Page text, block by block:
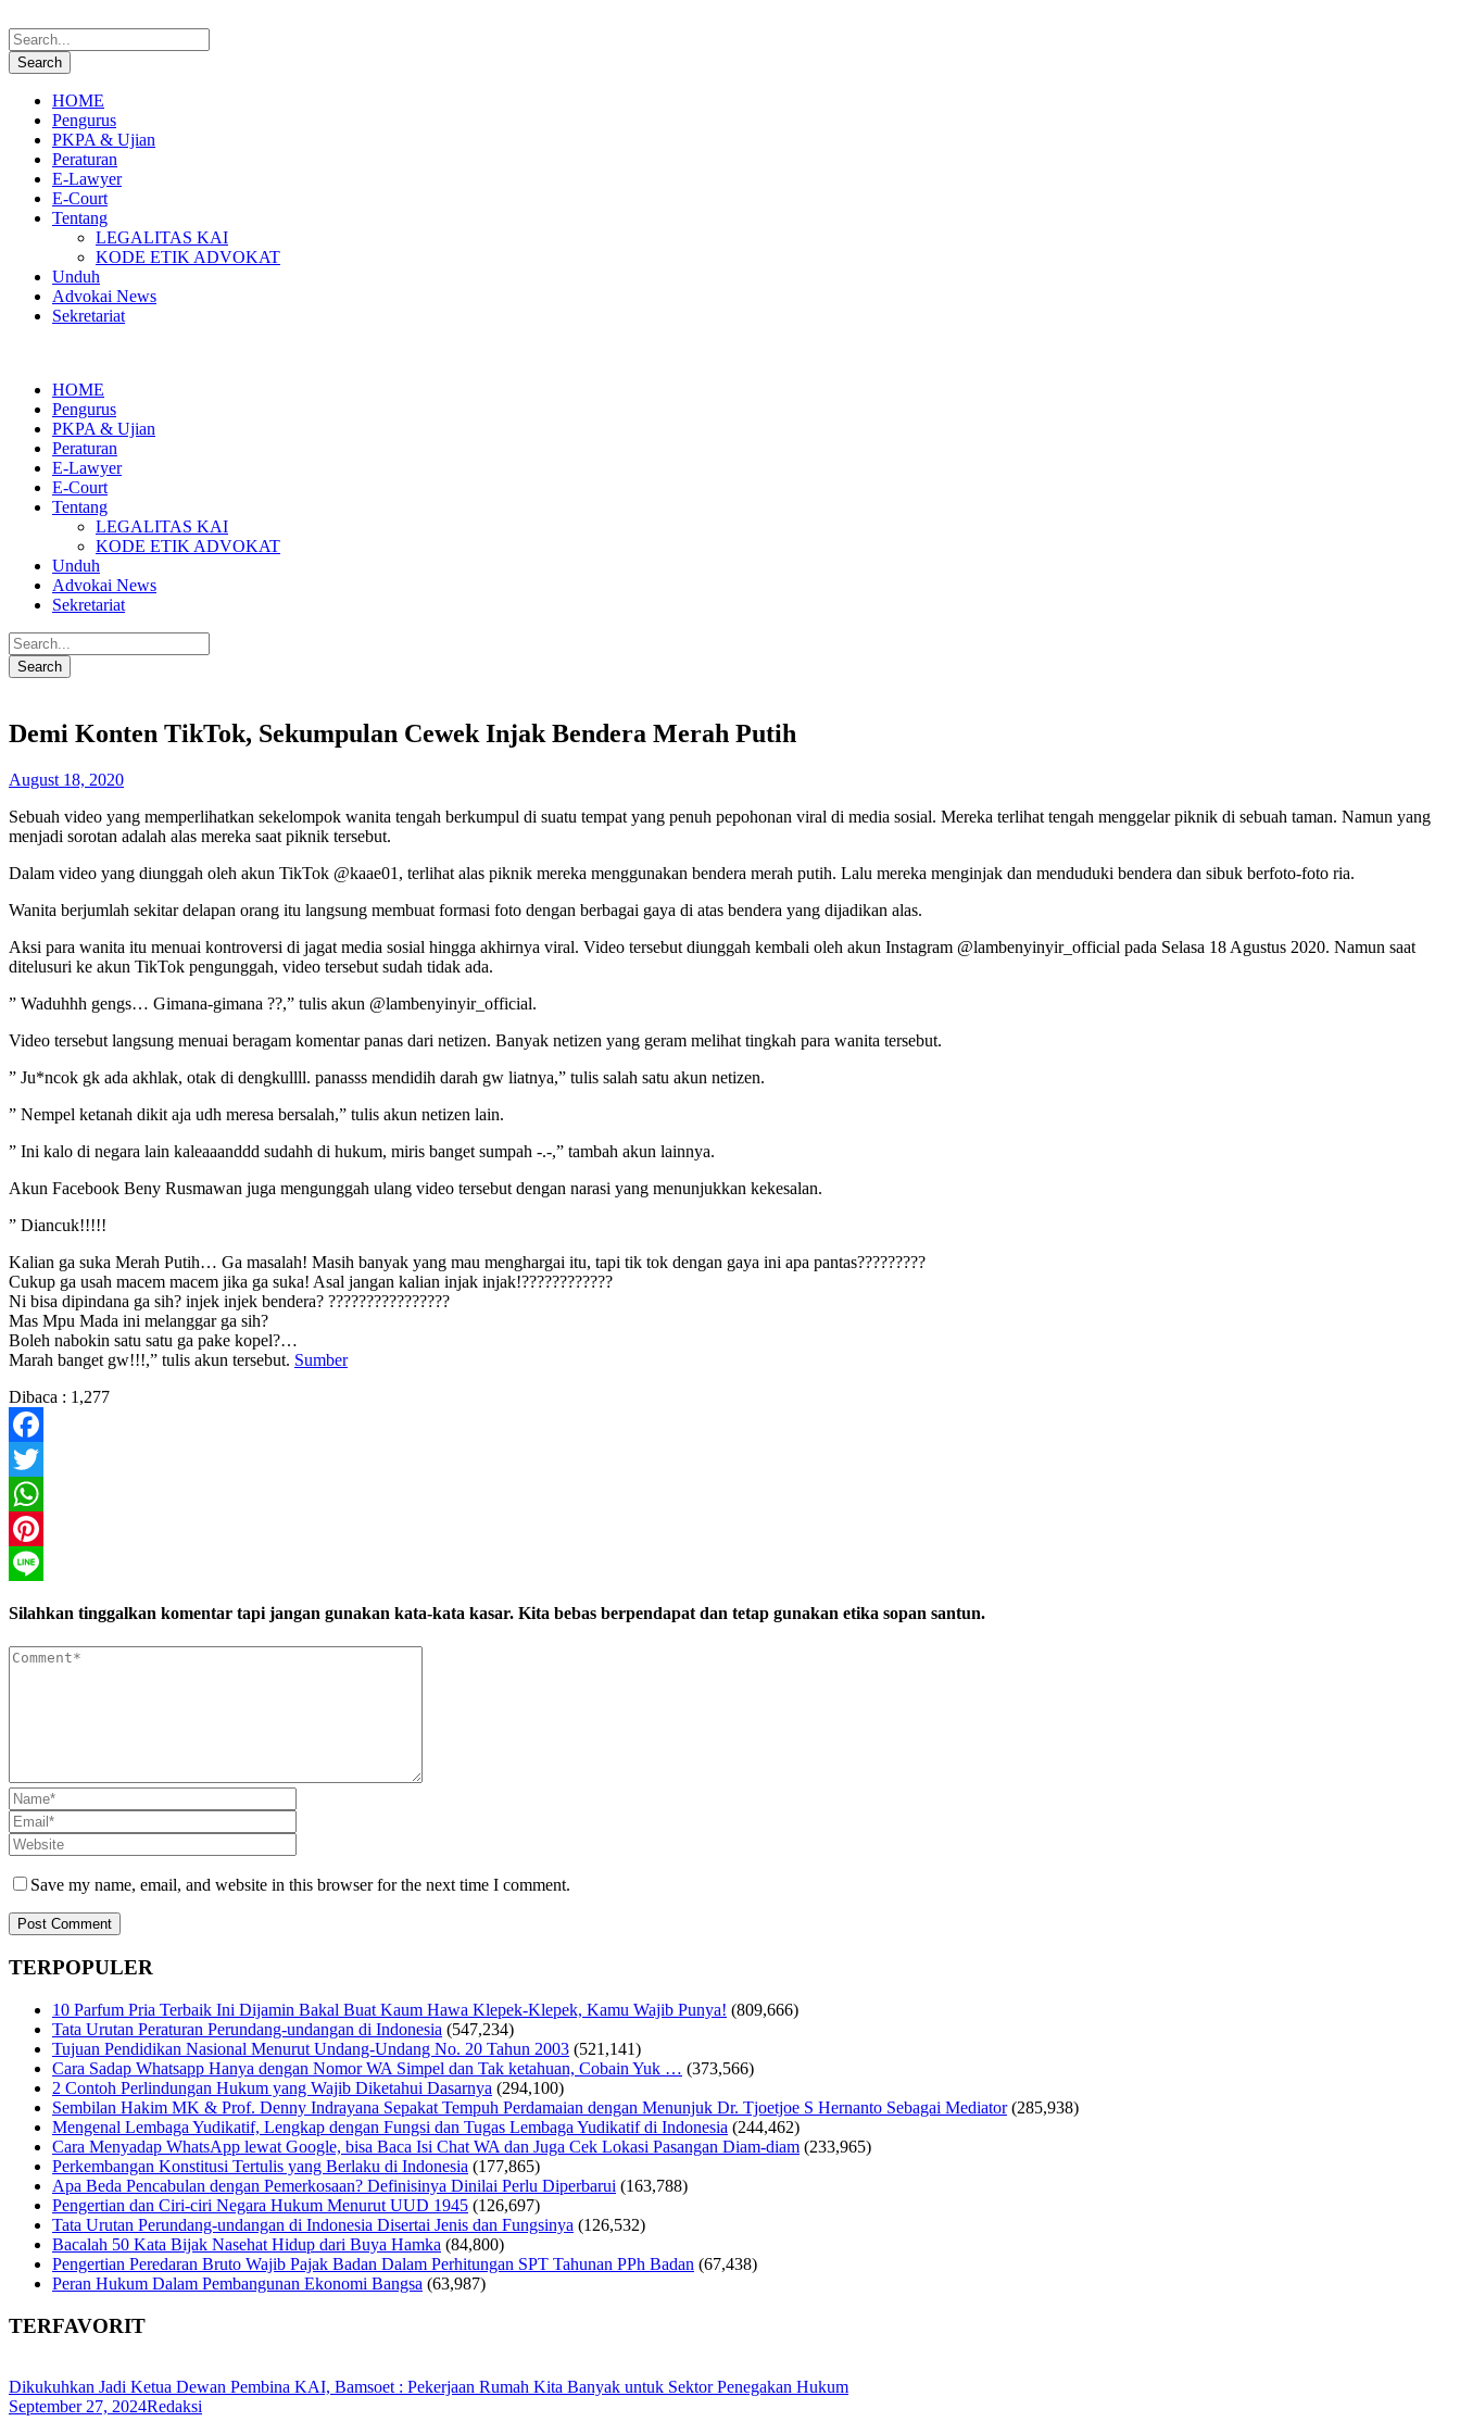
HOME
Pengurus
PKPA & Ujian
Peraturan
E-Lawyer
E-Court
Tentang
LEGALITAS KAI
KODE ETIK ADVOKAT
Unduh
Advokai News
Sekretariat
HOME
Pengurus
PKPA & Ujian
Peraturan
E-Lawyer
E-Court
Tentang
LEGALITAS KAI
KODE ETIK ADVOKAT
Unduh
Advokai News
Sekretariat
Demi Konten TikTok, Sekumpulan Cewek Injak Bendera Merah Putih
August 18, 2020
Sebuah video yang memperlihatkan sekelompok wanita tengah berkumpul di suatu tempat yang penuh pepohonan viral di media sosial. Mereka terlihat tengah menggelar piknik di sebuah taman. Namun yang
menjadi sorotan adalah alas mereka saat piknik tersebut.
Dalam video yang diunggah oleh akun TikTok @kaae01, terlihat alas piknik mereka menggunakan bendera merah putih. Lalu mereka menginjak dan menduduki bendera dan sibuk berfoto-foto ria.
Wanita berjumlah sekitar delapan orang itu langsung membuat formasi foto dengan berbagai gaya di atas bendera yang dijadikan alas.
Aksi para wanita itu menuai kontroversi di jagat media sosial hingga akhirnya viral. Video tersebut diunggah kembali oleh akun Instagram @lambenyinyir_official pada Selasa 18 Agustus 2020. Namun saat
ditelusuri ke akun TikTok pengunggah, video tersebut sudah tidak ada.
” Waduhhh gengs… Gimana-gimana ??,” tulis akun @lambenyinyir_official.
Video tersebut langsung menuai beragam komentar panas dari netizen. Banyak netizen yang geram melihat tingkah para wanita tersebut.
” Ju*ncok gk ada akhlak, otak di dengkullll. panasss mendidih darah gw liatnya,” tulis salah satu akun netizen.
” Nempel ketanah dikit aja udh meresa bersalah,” tulis akun netizen lain.
” Ini kalo di negara lain kaleaaanddd sudahh di hukum, miris banget sumpah -.-,” tambah akun lainnya.
Akun Facebook Beny Rusmawan juga mengunggah ulang video tersebut dengan narasi yang menunjukkan kekesalan.
” Diancuk!!!!!
Kalian ga suka Merah Putih… Ga masalah! Masih banyak yang mau menghargai itu, tapi tik tok dengan gaya ini apa pantas?????????
Cukup ga usah macem macem jika ga suka! Asal jangan kalian injak injak!????????????
Ni bisa dipindana ga sih? injek injek bendera? ????????????????
Mas Mpu Mada ini melanggar ga sih?
Boleh nabokin satu satu ga pake kopel?…
Marah banget gw!!!,” tulis akun tersebut. Sumber
Dibaca : 1,277
Facebook
Twitter
WhatsApp
Pinterest
Silahkan tinggalkan komentar tapi jangan gunakan kata-kata kasar. Kita bebas berpendapat dan tetap gunakan etika sopan santun.
Save my name, email, and website in this browser for the next time I comment.
TERPOPULER
10 Parfum Pria Terbaik Ini Dijamin Bakal Buat Kaum Hawa Klepek-Klepek, Kamu Wajib Punya! (809,666)
Tata Urutan Peraturan Perundang-undangan di Indonesia (547,234)
Tujuan Pendidikan Nasional Menurut Undang-Undang No. 20 Tahun 2003 (521,141)
Cara Sadap Whatsapp Hanya dengan Nomor WA Simpel dan Tak ketahuan, Cobain Yuk … (373,566)
2 Contoh Perlindungan Hukum yang Wajib Diketahui Dasarnya (294,100)
Sembilan Hakim MK & Prof. Denny Indrayana Sepakat Tempuh Perdamaian dengan Menunjuk Dr. Tjoetjoe S Hernanto Sebagai Mediator (285,938)
Mengenal Lembaga Yudikatif, Lengkap dengan Fungsi dan Tugas Lembaga Yudikatif di Indonesia (244,462)
Cara Menyadap WhatsApp lewat Google, bisa Baca Isi Chat WA dan Juga Cek Lokasi Pasangan Diam-diam (233,965)
Perkembangan Konstitusi Tertulis yang Berlaku di Indonesia (177,865)
Apa Beda Pencabulan dengan Pemerkosaan? Definisinya Dinilai Perlu Diperbarui (163,788)
Pengertian dan Ciri-ciri Negara Hukum Menurut UUD 1945 (126,697)
Tata Urutan Perundang-undangan di Indonesia Disertai Jenis dan Fungsinya (126,532)
Bacalah 50 Kata Bijak Nasehat Hidup dari Buya Hamka (84,800)
Pengertian Peredaran Bruto Wajib Pajak Badan Dalam Perhitungan SPT Tahunan PPh Badan (67,438)
Peran Hukum Dalam Pembangunan Ekonomi Bangsa (63,987)
TERFAVORIT
Dikukuhkan Jadi Ketua Dewan Pembina KAI, Bamsoet : Pekerjaan Rumah Kita Banyak untuk Sektor Penegakan Hukum
September 27, 2024Redaksi